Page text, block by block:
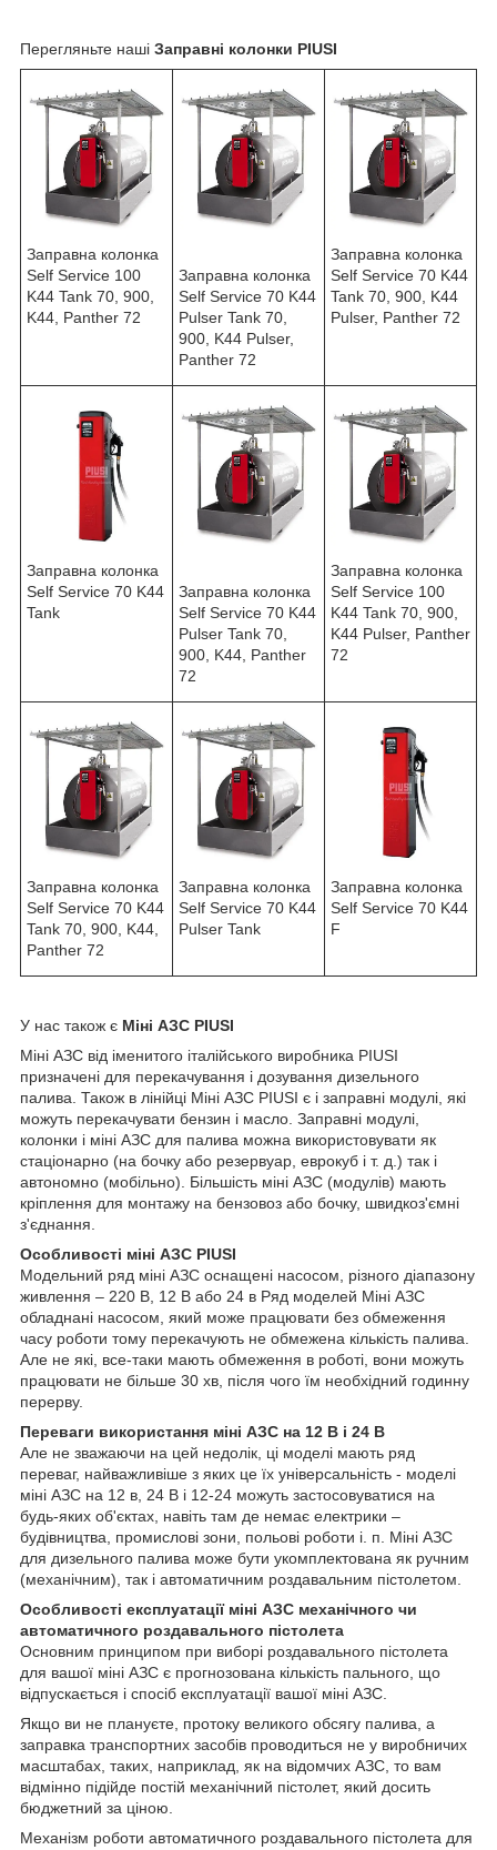
Перегляньте наші Заправні колонки PIUSI
Заправна колонка
Self Service 100
K44 Tank 70, 900,
K44, Panther 72
Заправна колонка
Self Service 70 K44
Pulser Tank 70,
900, K44 Pulser,
Panther 72
Заправна колонка
Self Service 70 K44
Tank 70, 900, K44
Pulser, Panther 72
Заправна колонка
Self Service 70 K44
Tank
Заправна колонка
Self Service 70 K44
Pulser Tank 70,
900, K44, Panther
72
Заправна колонка
Self Service 100
K44 Tank 70, 900,
K44 Pulser, Panther
72
Заправна колонка
Self Service 70 K44
Tank 70, 900, K44,
Panther 72
Заправна колонка
Self Service 70 K44
Pulser Tank
Заправна колонка
Self Service 70 K44
F
У нас також є Міні АЗС PIUSI
Міні АЗС від іменитого італійського виробника PIUSI
призначені для перекачування і дозування дизельного
палива. Також в лінійці Міні АЗС PIUSI є і заправні модулі, які
можуть перекачувати бензин і масло. Заправні модулі,
колонки і міні АЗС для палива можна використовувати як
стаціонарно (на бочку або резервуар, еврокуб і т. д.) так і
автономно (мобільно). Більшість міні АЗС (модулів) мають
кріплення для монтажу на бензовоз або бочку, швидкоз'ємні
з'єднання.
Особливості міні АЗС PIUSI
Модельний ряд міні АЗС оснащені насосом, різного діапазону
живлення – 220 В, 12 В або 24 в Ряд моделей Міні АЗС
обладнані насосом, який може працювати без обмеження
часу роботи тому перекачують не обмежена кількість палива.
Але не які, все-таки мають обмеження в роботі, вони можуть
працювати не більше 30 хв, після чого їм необхідний годинну
перерву.
Переваги використання міні АЗС на 12 В і 24 В
Але не зважаючи на цей недолік, ці моделі мають ряд
переваг, найважливіше з яких це їх універсальність - моделі
міні АЗС на 12 в, 24 В і 12-24 можуть застосовуватися на
будь-яких об'єктах, навіть там де немає електрики –
будівництва, промислові зони, польові роботи і. п. Міні АЗС
для дизельного палива може бути укомплектована як ручним
(механічним), так і автоматичним роздавальним пістолетом.
Особливості експлуатації міні АЗС механічного чи
автоматичного роздавального пістолета
Основним принципом при виборі роздавального пістолета
для вашої міні АЗС є прогнозована кількість пального, що
відпускається і спосіб експлуатації вашої міні АЗС.
Якщо ви не плануєте, протоку великого обсягу палива, а
заправка транспортних засобів проводиться не у виробничих
масштабах, таких, наприклад, як на відомчих АЗС, то вам
відмінно підійде постій механічний пістолет, який досить
бюджетний за ціною.
Механізм роботи автоматичного роздавального пістолета для